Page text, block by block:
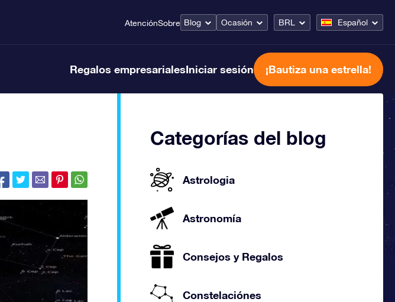
AtenciónSobre Blog Ocasión BRL Español
Regalos empresarialesIniciar sesión ¡Bautiza una estrella!
Categorías del blog
Astrologia
Astronomía
Consejos y Regalos
Constelaciónes